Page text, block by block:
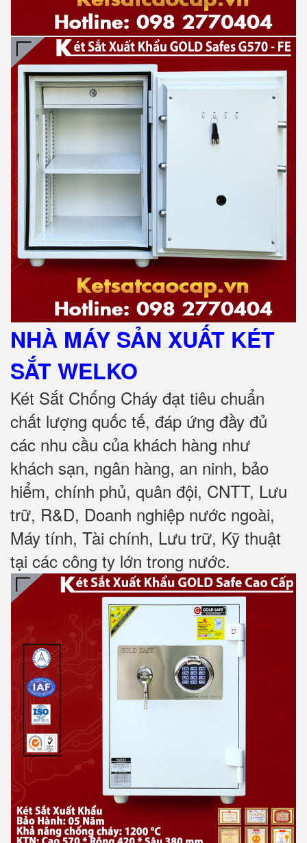
NHÀ MÁY SẢN XUẤT KÉT
SẮTWELKO
Két Sắt Chống Cháy đạt tiêu chuẩn
chất lượng quốc tế, đáp ứng đầy đủ
các nhu cầu của khách hàng như
khách sạn, ngân hàng, an ninh, bảo
hiểm, chính phủ, quân đội, CNTT, Lưu
trữ, R&D, Doanh nghiệp nước ngoài,
Máy tính, Tài chính, Lưu trữ, Kỹ thuật
tại các công ty lớn trong nước.